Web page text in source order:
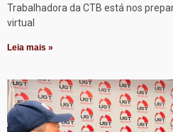
Trabalhadora da CTB está nos
virtual
Leia mais »